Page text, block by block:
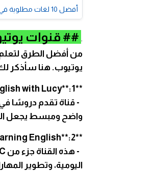
أفضل 10 لغات مطلوبة في سوق العمل عام 2026.. وأيها يستحق التعلم؟
. ## قنوات
من أفضل الطرق لتعلم
يوتيوب. هنا سأذكر
**English with Lucy**:1
واضح ومبسط يجعل
**BBC Learning English**:2
اليومية، وتطوير